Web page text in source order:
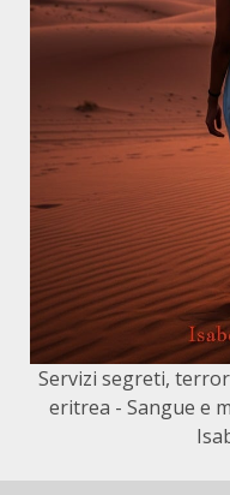
Servizi segreti,
eritrea - Sangue e